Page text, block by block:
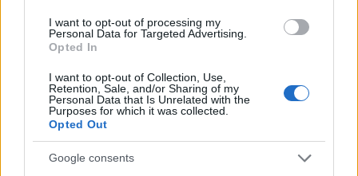
I want to opt-out of processing my
Personal Data for Targeted Advertising.
Opted In
I want to opt-out of Collection, Use,
Retention, Sale, and/or Sharing of my
Personal Data that Is Unrelated with the
Purposes for which it was collected.
Opted Out
Google consents
Quanto hanno guadagnato questi
gaming influencers
Secondo i dati provenienti da un’analisi di Dune,
una piattaforma web che consente di interrogare i
dati blockchain aperti e creare dashboard